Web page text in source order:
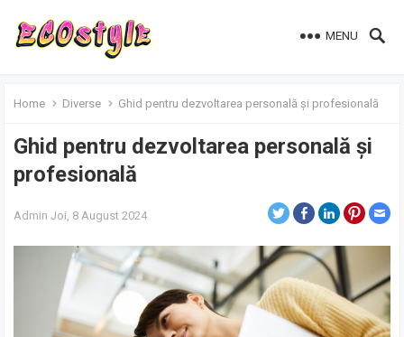
MENU
Home Diverse Ghid pentru dezvoltarea personală și profesională
Ghid pentru dezvoltarea personală și
profesională
Admin Joi, 8 August 2024